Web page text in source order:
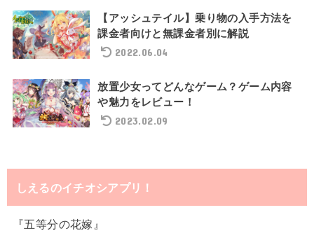
【アッシュテイル】乗り物の入手方法を
課金者向けと無課金者別に解説
2022.06.04
放置少女ってどんなゲーム？ゲーム内容
や魅力をレビュー！
2023.02.09
しえるのイチオシアプリ！
『五等分の花嫁』